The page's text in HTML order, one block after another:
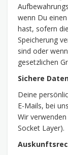
wenn Du
hast, sofern
Speicherung
sind oder
gesetzlichen
Sichere
Deine
E-Mails, bei
Wir
Socket Layer).